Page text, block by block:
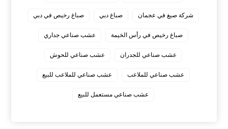
شركة صبغ في عجمان صباغ دبي صباغ رخيص في دبي
صباغ رخيص في رأس الخيمة عشب صناعي جداري
عشب صناعي للجدران عشب صناعي للحوش
عشب صناعي للملاعب عشب صناعي للملاعب للبيع
عشب صناعي مستعمل للبيع